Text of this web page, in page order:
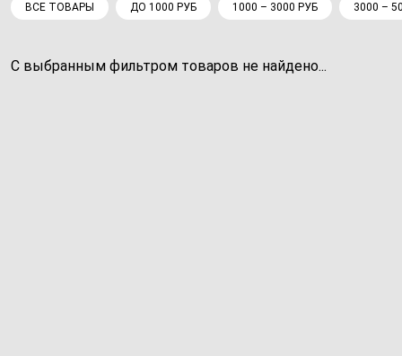
ВСЕ ТОВАРЫ ДО 1000 РУБ 1000 – 3000 РУБ 3000 –
С выбранным фильтром товаров не найдено...